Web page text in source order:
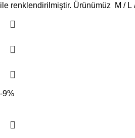
ile renklendirilmiştir. Ürünümüz M / L
-9%